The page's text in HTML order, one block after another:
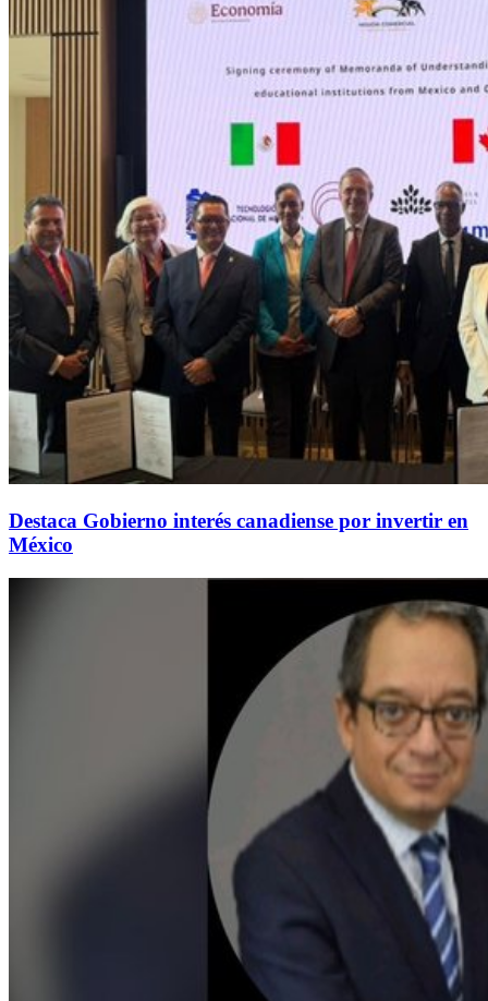
Destaca Gobierno interés canadiense por invertir en
México